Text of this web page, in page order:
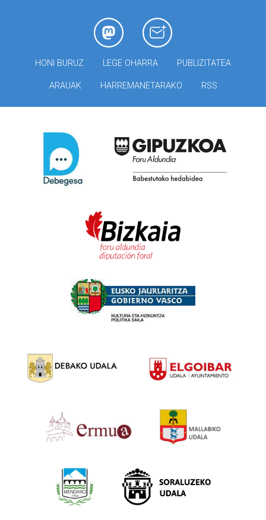
HONI BURUZ LEGE OHARRA PUBLIZITATEA
ARAUAK HARREMANETARAKO RSS